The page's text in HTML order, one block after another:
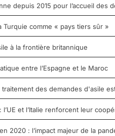
depuis 2015 pour l’accueil des
comme « pays tiers sûr »
à la frontière britannique
entre l’Espagne et le Maroc
des demandes d'asile
et l’Italie renforcent leur
2020 : l’impact majeur de la